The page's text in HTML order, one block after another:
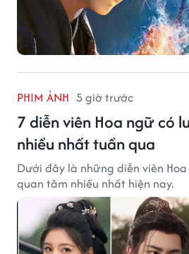
PHIM ẢNH 5 giờ trước
7 diễn viên Hoa ngữ có
nhiều nhất tuần qua
Dưới đây là những diễn viên
quan tâm nhiều nhất hiện nay.